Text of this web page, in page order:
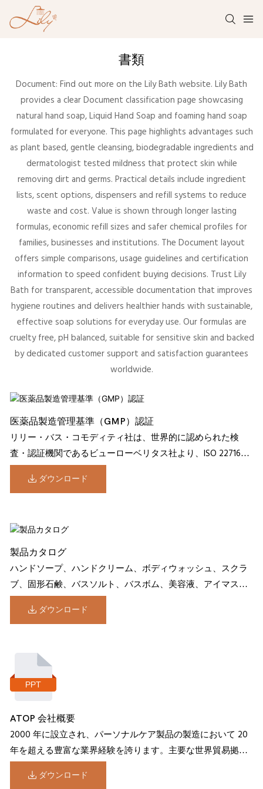
書類
Document: Find out more on the Lily Bath website. Lily Bath
provides a clear Document classification page showcasing
natural hand soap, Liquid Hand Soap and foaming hand soap
formulated for everyone. This page highlights advantages such
as plant based, gentle cleansing, biodegradable ingredients and
dermatologist tested mildness that protect skin while
removing dirt and germs. Practical details include ingredient
lists, scent options, dispensers and refill systems to reduce
waste and cost. Value is shown through longer lasting
formulas, economic refill sizes and safer chemical profiles for
families, businesses and institutions. The Document layout
offers simple comparisons, usage guidelines and certification
information to speed confident buying decisions. Trust Lily
Bath for transparent, accessible documentation that improves
hygiene routines and delivers healthier hands with sustainable,
effective soap solutions for everyday use. Our formulas are
cruelty free, pH balanced, suitable for sensitive skin and backed
by dedicated customer support and satisfaction guarantees
worldwide.
医薬品製造管理基準（GMP）認証
リリー・バス・コモディティ社は、世界的に認められた検
査・認証機関であるビューローベリタス社より、ISO 22716化
粧品適正製造規範（GMP）認証を正式に取得しました。
ダウンロード
製品カタログ
ハンドソープ、ハンドクリーム、ボディウォッシュ、スクラ
ブ、固形石鹸、バスソルト、バスボム、美容液、アイマス
ク、リップマスクなどの製品。
ダウンロード
ATOP 会社概要
2000 年に設立され、パーソナルケア製品の製造において 20
年を超える豊富な業界経験を誇ります。主要な世界貿易拠点
した 2 つの近代的な複合施設 (32,000 平方メートル) を所有し
ダウンロード